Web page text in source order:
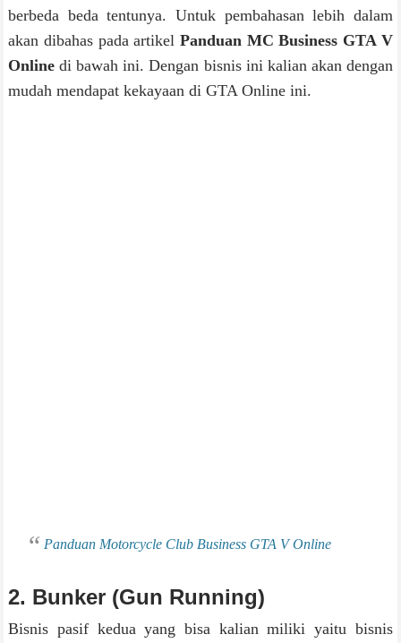
berbeda beda tentunya. Untuk pembahasan lebih dalam
akan dibahas pada artikel Panduan MC Business GTA V
Online di bawah ini. Dengan bisnis ini kalian akan dengan
mudah mendapat kekayaan di GTA Online ini.
Panduan Motorcycle Club Business GTA V Online
2. Bunker (Gun Running)
Bisnis pasif kedua yang bisa kalian miliki yaitu bisnis